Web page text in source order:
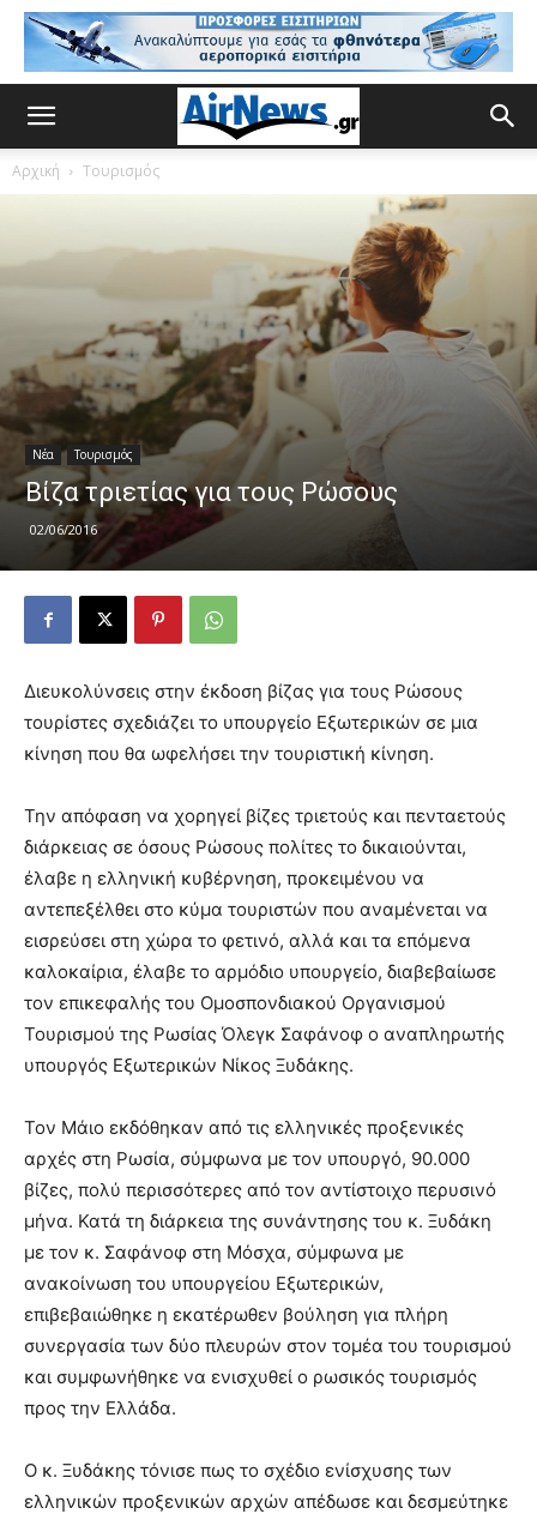
Αρχική Τουρισμός
Νέα Τουρισμός
Βίζα τριετίας για τους Ρώσους
02/06/2016
Διευκολύνσεις στην έκδοση βίζας για τους Ρώσους
τουρίστες σχεδιάζει το υπουργείο Εξωτερικών σε μια
κίνηση που θα ωφελήσει την τουριστική κίνηση.
Την απόφαση να χορηγεί βίζες τριετούς και πενταετούς
διάρκειας σε όσους Ρώσους πολίτες το δικαιούνται,
έλαβε η ελληνική κυβέρνηση, προκειμένου να
αντεπεξέλθει στο κύμα τουριστών που αναμένεται να
εισρεύσει στη χώρα το φετινό, αλλά και τα επόμενα
καλοκαίρια, έλαβε το αρμόδιο υπουργείο, διαβεβαίωσε
τον επικεφαλής του Ομοσπονδιακού Οργανισμού
Τουρισμού της Ρωσίας Όλεγκ Σαφάνοφ ο αναπληρωτής
υπουργός Εξωτερικών Νίκος Ξυδάκης.
Τον Μάιο εκδόθηκαν από τις ελληνικές προξενικές
αρχές στη Ρωσία, σύμφωνα με τον υπουργό, 90.000
βίζες, πολύ περισσότερες από τον αντίστοιχο περυσινό
μήνα. Κατά τη διάρκεια της συνάντησης του κ. Ξυδάκη
με τον κ. Σαφάνοφ στη Μόσχα, σύμφωνα με
ανακοίνωση του υπουργείου Εξωτερικών,
επιβεβαιώθηκε η εκατέρωθεν βούληση για πλήρη
συνεργασία των δύο πλευρών στον τομέα του τουρισμού
και συμφωνήθηκε να ενισχυθεί ο ρωσικός τουρισμός
προς την Ελλάδα.
Ο κ. Ξυδάκης τόνισε πως το σχέδιο ενίσχυσης των
ελληνικών προξενικών αρχών απέδωσε και δεσμεύτηκε